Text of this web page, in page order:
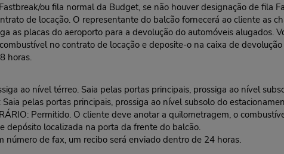
ou fila normal da Budget, se não houver designação de fila
de locação. O representante do balcão fornecerá ao cliente as
as placas do aeroporto para a devolução do automóveis alugados.
no contrato de locação e deposite-o na caixa de
horas.
ao nível térreo. Saia pelas portas principais, prossiga ao nível
pelas portas principais, prossiga ao nível subsolo do
Permitido. O cliente deve anotar a quilometragem, o
depósito localizada na porta da frente do balcão.
número de fax, um recibo será enviado dentro de 24 horas.